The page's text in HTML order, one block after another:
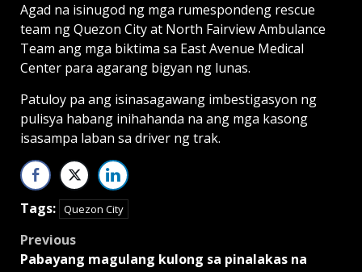
Agad na isinugod ng mga rumespondeng rescue
team ng Quezon City at North Fairview Ambulance
Team ang mga biktima sa East Avenue Medical
Center para agarang bigyan ng lunas.
Patuloy pa ang isinasagawang imbestigasyon ng
pulisya habang inihahanda na ang mga kasong
isasampa laban sa driver ng trak.
Tags: Quezon City
Post
Previous
Pabayang magulang kulong sa pinalakas na